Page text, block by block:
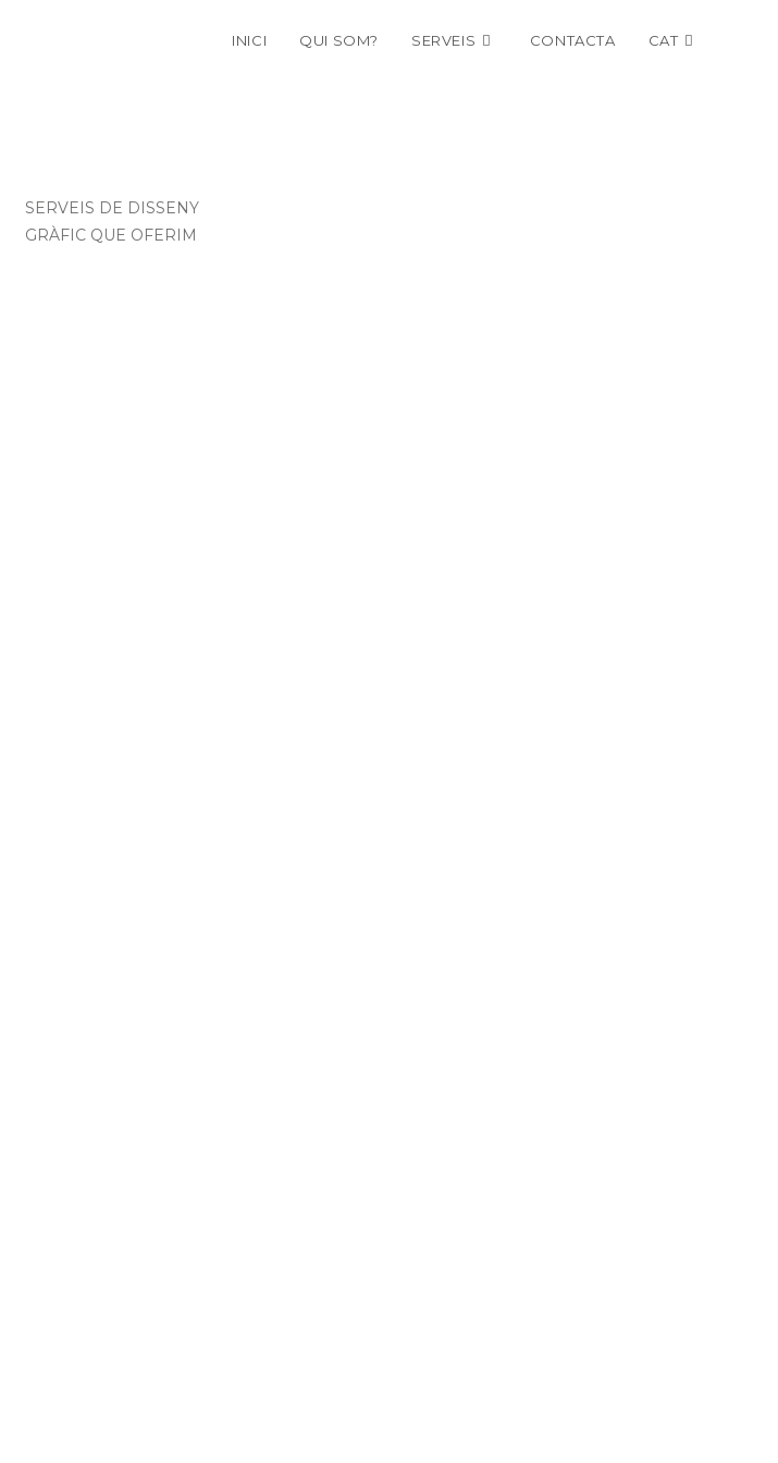
INICI QUI SOM? SERVEIS CONTACTA CAT
SERVEIS DE DISSENY
GRÀFIC QUE OFERIM